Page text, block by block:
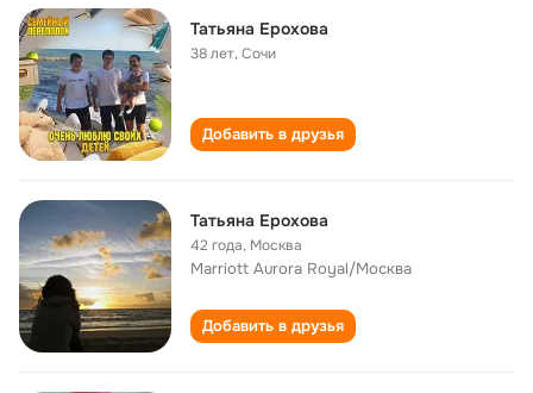
Татьяна Ерохова
38 лет,Сочи
Добавить в друзья
Татьяна Ерохова
42 года, Москва
Marriott Aurora Royal/Москва
Добавить в друзья